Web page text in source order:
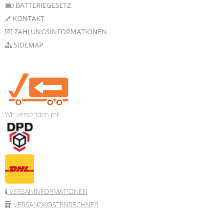
BATTERIEGESETZ
KONTAKT
ZAHLUNGSINFORMATIONEN
SIDEMAP
Wir versenden mit
VERSANINFORMATIONEN
VERSANDKOSTENRECHNER